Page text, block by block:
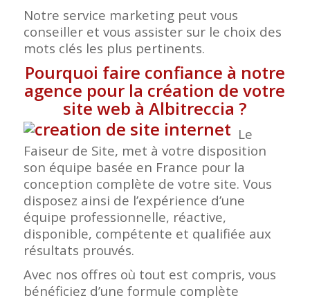
Notre service marketing peut vous
conseiller et vous assister sur le choix des
mots clés les plus pertinents.
Pourquoi faire confiance à notre
agence pour la création de votre
site web à Albitreccia ?
Le
Faiseur de Site, met à votre disposition
son équipe basée en France pour la
conception complète de votre site. Vous
disposez ainsi de l’expérience d’une
équipe professionnelle, réactive,
disponible, compétente et qualifiée aux
résultats prouvés.
Avec nos offres où tout est compris, vous
bénéficiez d’une formule complète